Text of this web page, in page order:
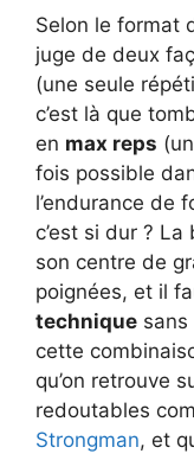
Selon le format
juge de deux
(une seule
c’est là que
en max reps
fois possible
l’endurance de
c’est si dur ?
son centre de
poignées, et il
technique sans
cette
qu’on retrouve
redoutables
Strongman, et